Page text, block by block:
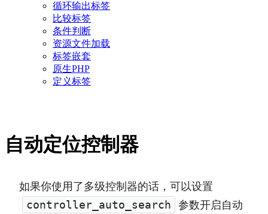
循环输出标签
比较标签
条件判断
资源文件加载
标签嵌套
原生PHP
定义标签
自动定位控制器
如果你使用了多级控制器的话，可以设置
controller_auto_search
参数开启自动